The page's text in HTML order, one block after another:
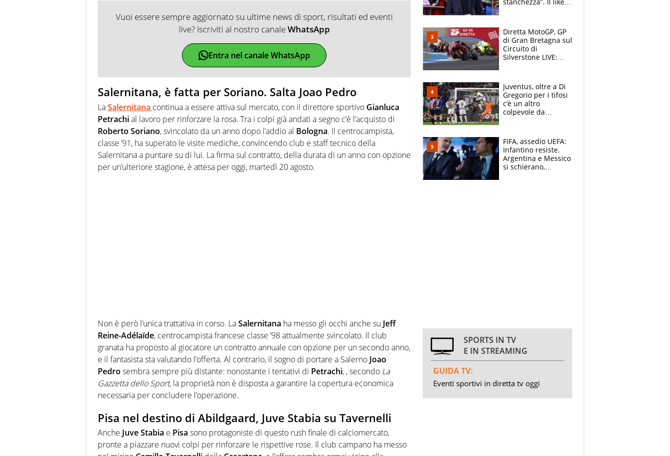
Vuoi essere sempre aggiornato su ultime news di sport, risultati ed eventi
live? Iscriviti al nostro canaleWhatsApp
Entra nel canale WhatsApp
Salernitana, è fatta per Soriano. Salta Joao Pedro
LaSalernitana continua a essere attiva sul mercato, con il direttore sportivo Gianluca
Petrachial lavoro per rinforzare la rosa. Tra i colpi già andati a segno c’è l’acquisto di
Roberto Soriano, svincolato da un anno dopo l’addio al Bologna. Il centrocampista,
classe ’91, ha superato le visite mediche, convincendo club e staff tecnico della
Salernitana a puntare su di lui. La firma sul contratto, della durata di un anno con opzione
per un’ulteriore stagione, è attesa per oggi, martedì 20 agosto.
Non è però l’unica trattativa in corso. LaSalernitana ha messo gli occhi anche su Jeff
Reine-Adélaïde, centrocampista francese classe ’98 attualmente svincolato. Il club
granata ha proposto al giocatore un contratto annuale con opzione per un secondo anno,
e il fantasista sta valutando l’offerta. Al contrario, il sogno di portare a Salerno Joao
Pedro sembra sempre più distante: nonostante i tentativi di Petrachi, , secondo La
Gazzetta dello Sport, la proprietà non è disposta a garantire la copertura economica
necessaria per concludere l’operazione.
Pisa nel destino di Abildgaard, Juve Stabia su Tavernelli
Anche Juve Stabia e Pisa sono protagoniste di questo rush finale di calciomercato,
pronte a piazzare nuovi colpi per rinforzare le rispettive rose. Il club campano ha messo
stanchezza”. Il like
Diretta MotoGP, GP
di Gran Bretagna sul
Circuito di
Silverstone LIVE:
Juventus, oltre a Di
Gregorio per i tifosi
c’è un altro
colpevole da
FIFA, assedio UEFA:
Infantino resiste.
Argentina e Messico
si schierano,
SPORTS IN TV
E IN STREAMING
GUIDA TV:
Eventi sportivi in diretta tv oggi